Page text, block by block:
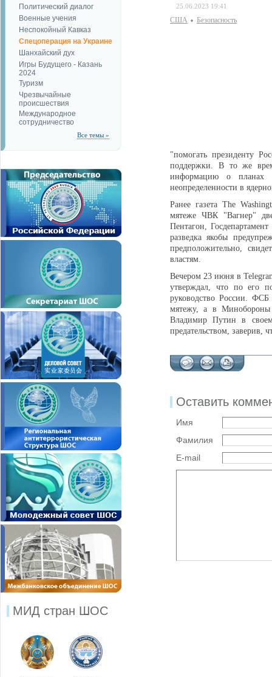
Политический диалог
Военные учения
Неспокойный Кавказ
Спецоперация на Украине
Шанхайский дух
Игры Будущего - Казань
2024
Туризм
Чрезвычайные
происшествия
Международное
сотрудничество
Все темы »
МИД стран ШОС
25.06.2023 19:41
США Безопаcность
"помогать президенту
поддержки. В то же
информацию о планах
неопределенности в
Ранее газета The
мятеже ЧВК "Вагнер"
Пентагон,
разведка якобы
предположительно,
властям.
Вечером 23 июня в
утверждал, что по его
руководство России.
мятежу, а в
Владимир Путин в
предательством, заверив,
Оставить
Имя
Фамилия
E-mail